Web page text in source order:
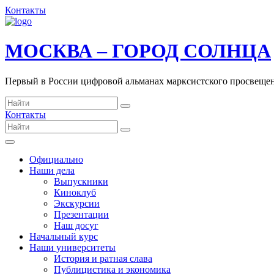
Контакты
МОСКВА – ГОРОД СОЛНЦА
Первый в России цифровой альманах марксистского
Контакты
Официально
Наши дела
Выпускники
Киноклуб
Экскурсии
Презентации
Наш досуг
Начальный курс
Наши университеты
История и ратная слава
Публицистика и экономика